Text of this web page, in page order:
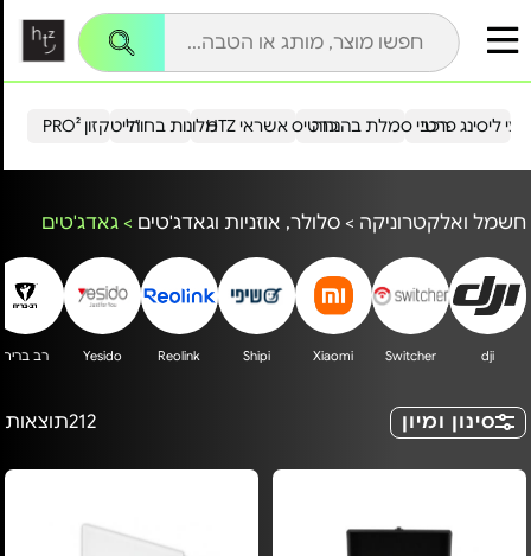
הייטקזון PRO²מלונות בחו"ל כרטיס אשראי HTZ ליסינג פרטירכבי סמלת בהנחה
חשמל ואלקטרוניקה > סלולר, אוזניות וגאדג'טים > גאדג'טים
dji
Switcher
Xiaomi
Shipi
Reolink
Yesido רב בריח
סינון ומיון 212תוצאות